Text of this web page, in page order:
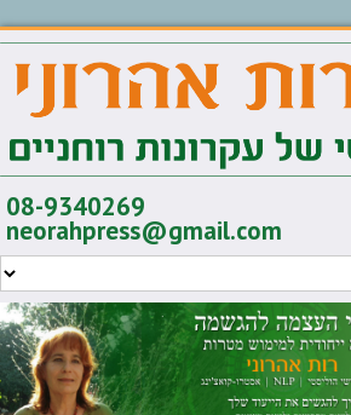
08-9340269
neorahpress@gmail.com